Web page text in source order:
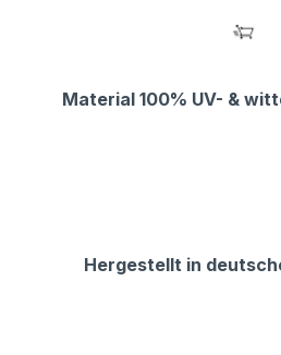
Material 100% UV- &
Hergestellt in